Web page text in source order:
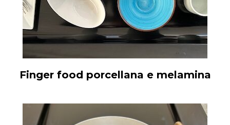
Finger food porcellana e melamina